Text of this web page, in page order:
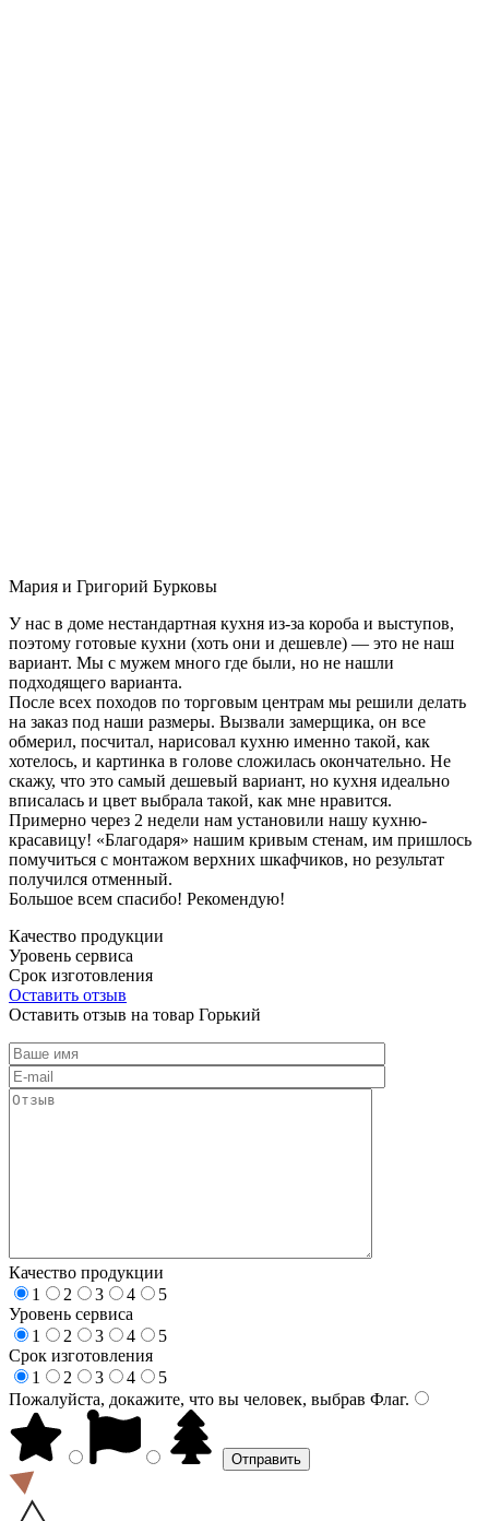
Мария и Григорий Бурковы
У нас в доме нестандартная кухня из-за короба и выступов,
поэтому готовые кухни (хоть они и дешевле) — это не наш
вариант. Мы с мужем много где были, но не нашли
подходящего варианта.
После всех походов по торговым центрам мы решили делать
на заказ под наши размеры. Вызвали замерщика, он все
обмерил, посчитал, нарисовал кухню именно такой, как
хотелось, и картинка в голове сложилась окончательно. Не
скажу, что это самый дешевый вариант, но кухня идеально
вписалась и цвет выбрала такой, как мне нравится.
Примерно через 2 недели нам установили нашу кухню-
красавицу! «Благодаря» нашим кривым стенам, им пришлось
помучиться с монтажом верхних шкафчиков, но результат
получился отменный.
Большое всем спасибо! Рекомендую!
Качество продукции
Уровень сервиса
Срок изготовления
Оставить отзыв
Оставить отзыв на товар Горький
Качество продукции
1
2 3 4
5
Уровень сервиса
1
2 3 4
5
Срок изготовления
1
2 3 4
5
Пожалуйста, докажите, что вы человек, выбрав Флаг.